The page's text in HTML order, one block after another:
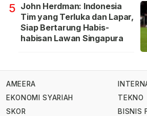
5 John Herdman: Indonesia
Tim yang Terluka dan Lapar,
Siap Bertarung Habis-
habisan Lawan Singapura
AMEERA
EKONOMI SYARIAH
SKOR
TEKNO
BISNIS